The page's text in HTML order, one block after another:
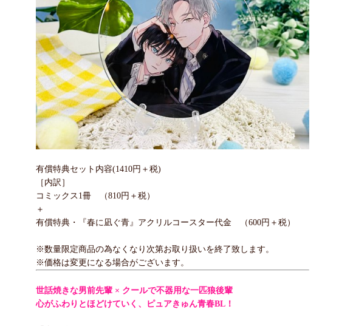
有償特典セット内容(1410円＋税)
［内訳］
コミックス1冊 （810円＋税）
＋
有償特典・『春に凪ぐ青』アクリルコースター代金 （600円＋税）
※数量限定商品の為なくなり次第お取り扱いを終了致します。
※価格は変更になる場合がございます。
世話焼きな男前先輩 × クールで不器用な一匹狼後輩
心がふわりとほどけていく、ピュアきゅん青春BL！